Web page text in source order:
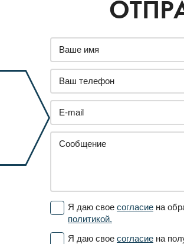
Я даю свое согласие на
политикой.
Я даю свое согласие на